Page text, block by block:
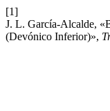
[1]
J. L. García-Alcalde,
(Devónico Inferior)»,